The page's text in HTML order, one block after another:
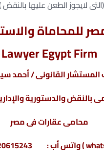
الطعن عليها بالنقض )500 الف
للمحاماة
Lawyer Egypt Firm
القانونى / أحمد
بالنقض والدستورية
محامى عقارات فى مصر